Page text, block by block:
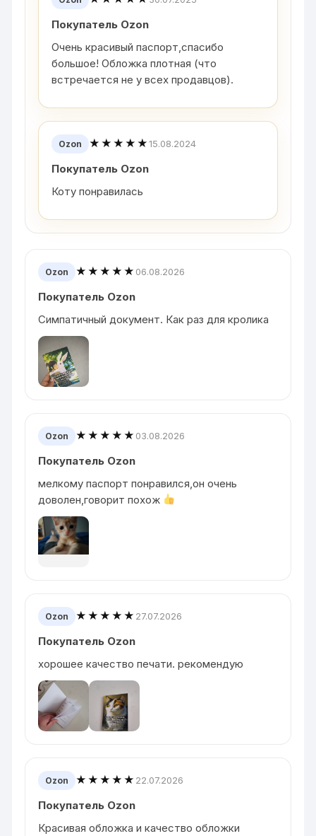
Покупатель Ozon
Очень красивый паспорт,спасибо
большое! Обложка плотная (что
встречается не у всех продавцов).
Ozon ★★★★★15.08.2024
Покупатель Ozon
Коту понравилась
Ozon ★★★★★ 06.08.2026
Покупатель Ozon
Симпатичный документ. Как раз для кролика
Ozon ★★★★★ 03.08.2026
Покупатель Ozon
мелкому паспорт понравился,он очень
доволен,говорит похож
Ozon ★★★★★ 27.07.2026
Покупатель Ozon
хорошее качество печати. рекомендую
Ozon ★★★★★ 22.07.2026
Покупатель Ozon
Красивая обложка и качество обложки